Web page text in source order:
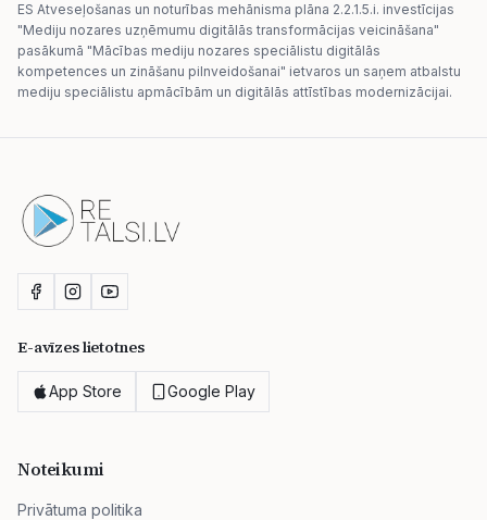
ES Atveseļošanas un noturības mehānisma plāna 2.2.1.5.i. investīcijas
"Mediju nozares uzņēmumu digitālās transformācijas veicināšana"
pasākumā "Mācības mediju nozares speciālistu digitālās
kompetences un zināšanu pilnveidošanai" ietvaros un saņem atbalstu
mediju speciālistu apmācībām un digitālās attīstības modernizācijai.
E-avīzes lietotnes
App Store Google Play
Noteikumi
Privātuma politika